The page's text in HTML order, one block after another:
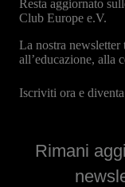
Resta aggiornato
Club Europe e.V.
La nostra newsletter
all’educazione, alla
Iscriviti ora e
Rimani